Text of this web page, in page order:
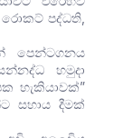
පද්ධති,
පෙන්ටගනය
හමුදා
හැකියාවක්”
සහාය දීමක්